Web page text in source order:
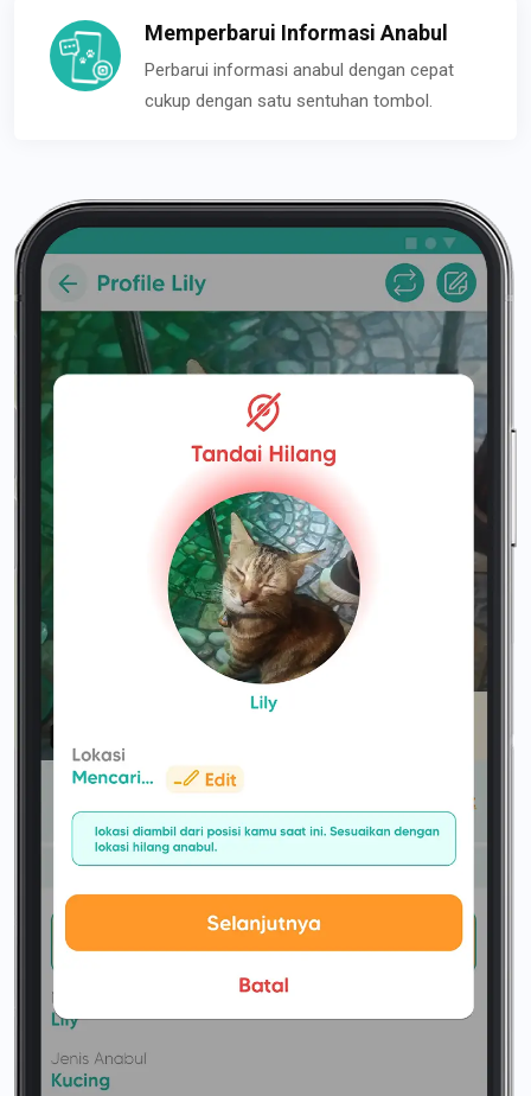
Memperbarui Informasi Anabul
Perbarui informasi anabul dengan cepat
cukup dengan satu sentuhan tombol.